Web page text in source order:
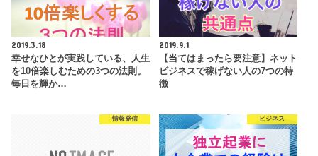
2019.3.18
幸せなひとが実践している、人生
を10倍楽しむための3つの法則。
毎日を輝か…
2019.9.1
【当てはまったら要注意】ネット
ビジネスで稼げない人の7つの特
徴
情報発信 ビジネス